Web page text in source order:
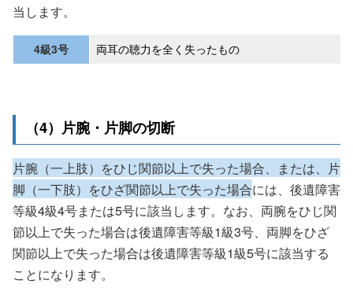
当します。
4級3号 両耳の聴力を全く失ったもの
（4）片腕・片脚の切断
片腕（一上肢）をひじ関節以上で失った場合、または、片
脚（一下肢）をひざ関節以上で失った場合には、後遺障害
等級4級4号または5号に該当します。なお、両腕をひじ関
節以上で失った場合は後遺障害等級1級3号、両脚をひざ
関節以上で失った場合は後遺障害等級1級5号に該当する
ことになります。